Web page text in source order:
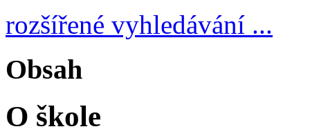
rozšířené vyhledávání ...
Obsah
O škole